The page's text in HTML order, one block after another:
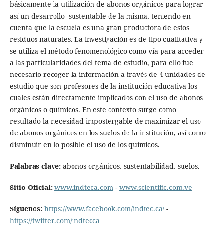
básicamente la utilización de abonos orgánicos para lograr
así un desarrollo sustentable de la misma, teniendo en
cuenta que la escuela es una gran productora de estos
residuos naturales. La investigación es de tipo cualitativa y
se utiliza el método fenomenológico como vía para acceder
a las particularidades del tema de estudio, para ello fue
necesario recoger la información a través de 4 unidades de
estudio que son profesores de la institución educativa los
cuales están directamente implicados con el uso de abonos
orgánicos o químicos. En este contexto surge como
resultado la necesidad impostergable de maximizar el uso
de abonos orgánicos en los suelos de la institución, así como
disminuir en lo posible el uso de los químicos.
Palabras clave:abonos orgánicos, sustentabilidad, suelos.
Sitio Oficial: www.indteca.com- www.scientific.com.ve
Síguenos: https://www.facebook.com/indtec.ca/-
https://twitter.com/indtecca